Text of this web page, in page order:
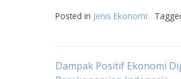
Posted in Jenis Ekonomi
Post
Dampak Positif Ekonomi